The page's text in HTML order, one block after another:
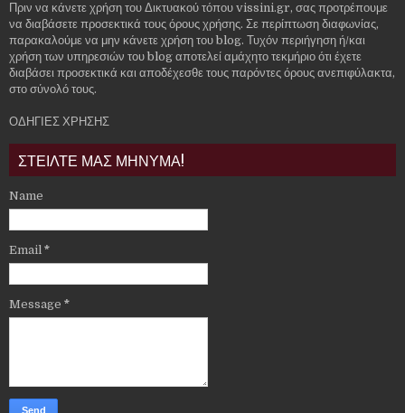
Πριν να κάνετε χρήση του Δικτυακού τόπου vissini.gr, σας προτρέπουμε
να διαβάσετε προσεκτικά τους όρους χρήσης. Σε περίπτωση διαφωνίας,
παρακαλούμε να μην κάνετε χρήση του blog. Τυχόν περιήγηση ή/και
χρήση των υπηρεσιών του blog αποτελεί αμάχητο τεκμήριο ότι έχετε
διαβάσει προσεκτικά και αποδέχεσθε τους παρόντες όρους ανεπιφύλακτα,
στο σύνολό τους.
ΟΔΗΓΙΕΣ ΧΡΗΣΗΣ
ΣΤΕΙΛΤΕ ΜΑΣ ΜΗΝΥΜΑ!
Name
Email *
Message *